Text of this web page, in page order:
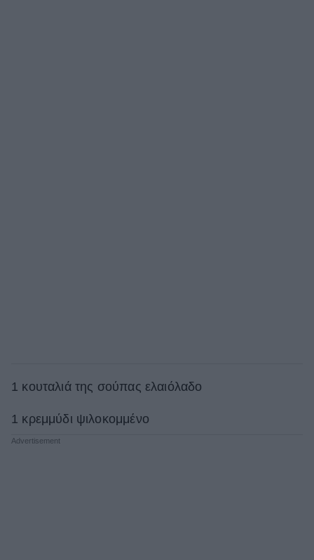
1 κουταλιά της σούπας ελαιόλαδο
1 κρεμμύδι ψιλοκομμένο